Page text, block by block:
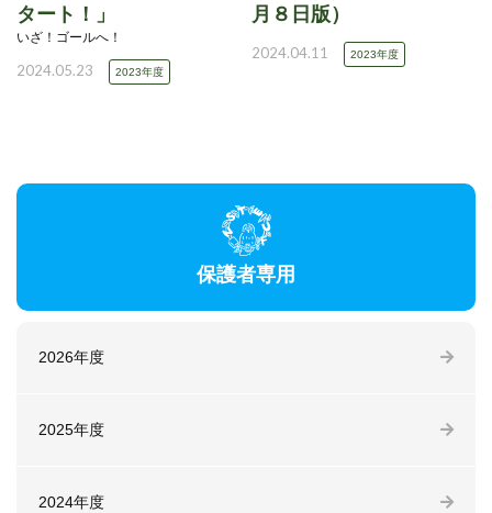
タート！」
いざ！ゴールへ！
2024.05.23 2023年度
月８日版）
2024.04.11 2023年度
保護者専用
2026年度
2025年度
2024年度